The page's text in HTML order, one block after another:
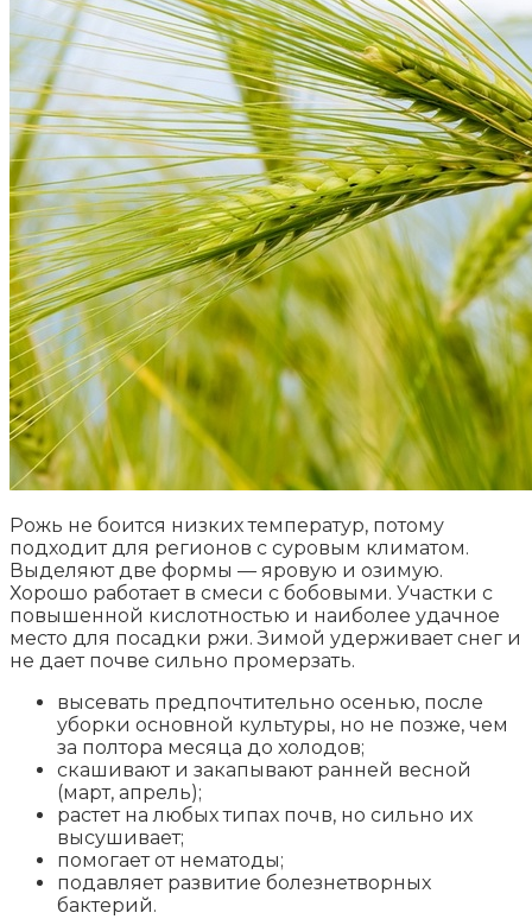
Рожь не боится низких температур, потому
подходит для регионов с суровым климатом.
Выделяют две формы — яровую и озимую.
Хорошо работает в смеси с бобовыми. Участки с
повышенной кислотностью и наиболее удачное
место для посадки ржи. Зимой удерживает снег и
не дает почве сильно промерзать.
высевать предпочтительно осенью, после
уборки основной культуры, но не позже, чем
за полтора месяца до холодов;
скашивают и закапывают ранней весной
(март, апрель);
растет на любых типах почв, но сильно их
высушивает;
помогает от нематоды;
подавляет развитие болезнетворных
бактерий.